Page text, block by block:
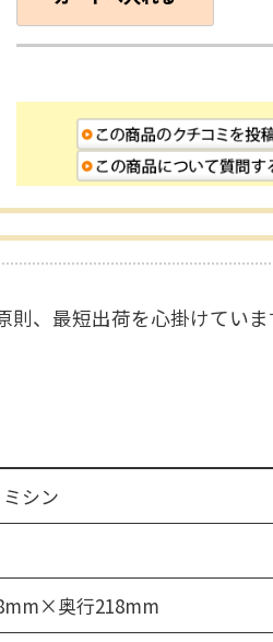
則、最短出荷を心掛けてい
シン
奥行218mm